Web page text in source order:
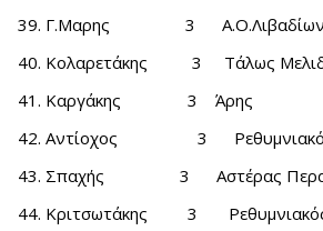
Γ.Μαρης 3 Α.Ο.Λιβαδίων
Κολαρετάκης 3 Τάλως
Καργάκης 3 Άρης
Αντίοχος 3
Σπαχής 3 Αστέρας
Κριτσωτάκης 3